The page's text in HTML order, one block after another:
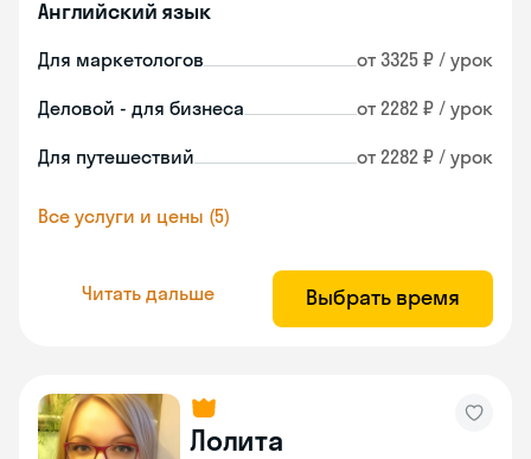
Английский язык
Для маркетологов от 3325 ₽ / урок
Деловой - для бизнеса от 2282 ₽ / урок
Для путешествий от 2282 ₽ / урок
Все услуги и цены (5)
Читать дальше Выбрать время
Лолита